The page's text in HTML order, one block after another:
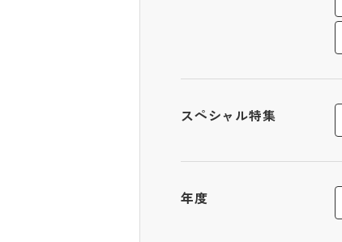
スペシャル特集
年度